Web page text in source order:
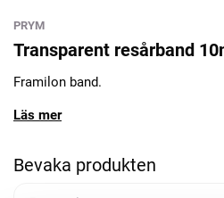
PRYM
Transparent resårband
Framilon band.
Läs mer
Bevaka produkten